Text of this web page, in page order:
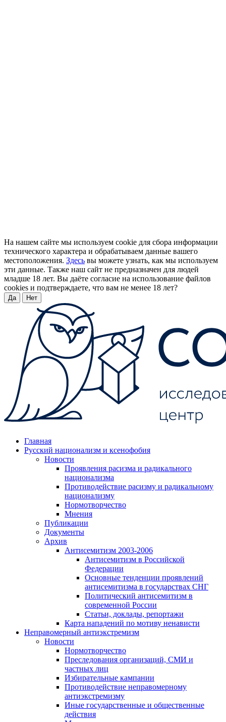
На нашем сайте мы используем cookie для сбора информации
технического характера и обрабатываем данные вашего
местоположения. Здесь вы можете узнать, как мы используем
эти данные. Также наш сайт не предназначен для людей
младше 18 лет. Вы даёте согласие на использование файлов
cookies и подтверждаете, что вам не менее 18 лет?
Да Нет
Главная
Русский национализм и ксенофобия
Новости
Проявления расизма и радикального
национализма
Противодействие расизму и радикальному
национализму
Нормотворчество
Мнения
Публикации
Документы
Архив
Антисемитизм 2003-2006
Антисемитизм в Российской
Федерации
Основные тенденции проявлений
антисемитизма в государствах СНГ
Политический антисемитизм в
современной России
Статьи, доклады, репортажи
Карта нападений по мотиву ненависти
Неправомерный антиэкстремизм
Новости
Нормотворчество
Преследования организаций, СМИ и
частных лиц
Избирательные кампании
Противодействие неправомерному
антиэкстремизму
Иные государственные и общественные
действия